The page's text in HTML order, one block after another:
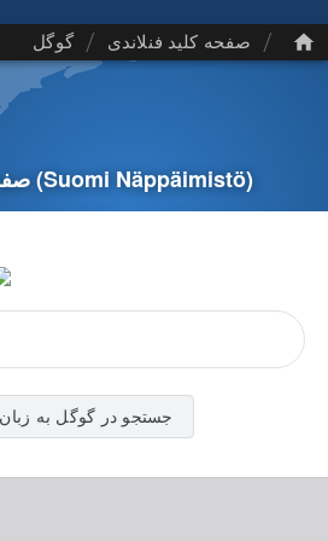
/ صفحه کلید فنلاندی / گوگل
(Suomi Näppäimistö)
جستجو در گوگل به زبان